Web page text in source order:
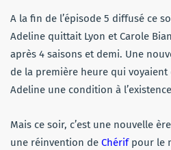
A la fin de l’épisode 5 diffusé ce
Adeline quittait Lyon et Carole
après 4 saisons et demi. Une
de la première heure qui
Adeline une condition à
Mais ce soir, c’est une nouvelle
une réinvention de Chérifpour le